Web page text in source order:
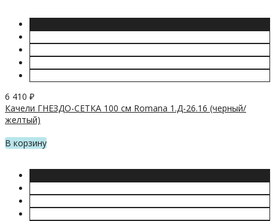
6 410 ₽
Качели ГНЕЗДО-СЕТКА 100 см Romana 1.Д-26.16 (черный/
желтый)
В корзину